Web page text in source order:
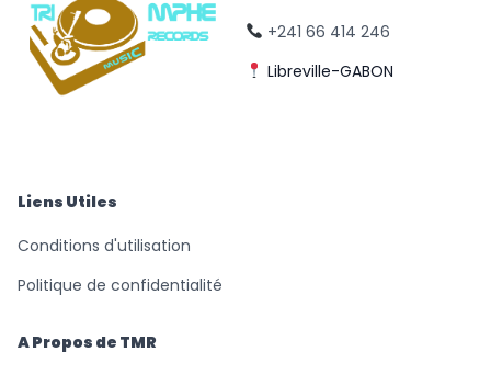
+241 66 414 246
Libreville-GABON
Liens Utiles
Conditions d'utilisation
Politique de confidentialité
A Propos de TMR